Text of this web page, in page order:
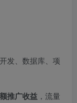
发、数据库、项
推广收益 ，流量